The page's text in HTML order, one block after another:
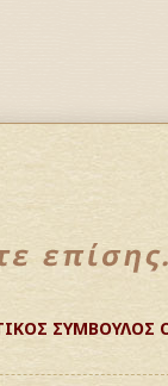
ΣΥΜΒΟΥΛΟΣ